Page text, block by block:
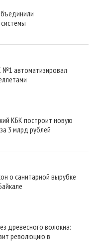
№1 автоматизировал
КБК построит новую
3 млрд рублей
о санитарной вырубке
древесного волокна:
революцию в